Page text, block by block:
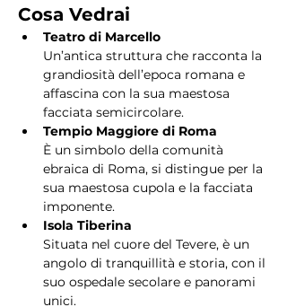
Cosa Vedrai
Teatro di Marcello
Un’antica struttura che racconta la
grandiosità dell’epoca romana e
affascina con la sua maestosa
facciata semicircolare.
Tempio Maggiore di Roma
È un simbolo della comunità
ebraica di Roma, si distingue per la
sua maestosa cupola e la facciata
imponente.
Isola Tiberina
Situata nel cuore del Tevere, è un
angolo di tranquillità e storia, con il
suo ospedale secolare e panorami
unici.